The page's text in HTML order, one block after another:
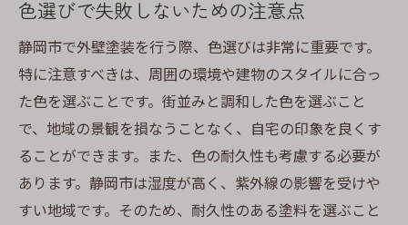
色選びで失敗しないための注意点
静岡市で外壁塗装を行う際、色選びは非常に重要です。
特に注意すべきは、周囲の環境や建物のスタイルに合っ
た色を選ぶことです。街並みと調和した色を選ぶこと
で、地域の景観を損なうことなく、自宅の印象を良くす
ることができます。また、色の耐久性も考慮する必要が
あります。静岡市は湿度が高く、紫外線の影響を受けや
すい地域です。そのため、耐久性のある塗料を選ぶこと